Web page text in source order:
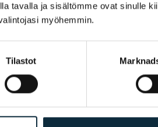
tavalla ja sisältömme ovat sinulle
myöhemmin.
Tilastot
Chain Force AXS Flattop
pin,
€